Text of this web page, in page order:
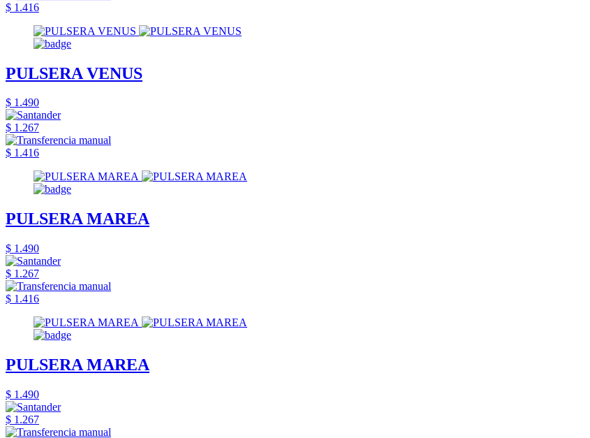
$ 1.416
PULSERA VENUS
$ 1.490
$ 1.267
$ 1.416
PULSERA MAREA
$ 1.490
$ 1.267
$ 1.416
PULSERA MAREA
$ 1.490
$ 1.267